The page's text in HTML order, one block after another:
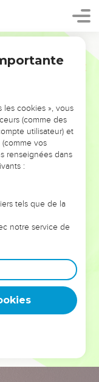
!
ÉVITER LES
doutes, les erreurs
même que ce
et responsables
que leurs erreurs
un ministère, une
est faite
les cookies », vous
(comme des
utilisateur) et
vos
renseignées dans
:
tels que de la
notre service de